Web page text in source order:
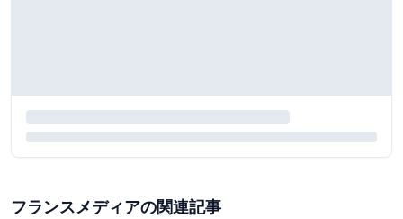
フランスメディアの関連記事